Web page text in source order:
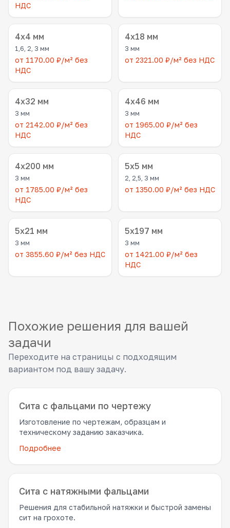
НДС
4x4 мм
1,6, 2, 3 мм
от 1170.00 ₽/м² без
НДС
4x18 мм
3 мм
от 2321.00 ₽/м² без НДС
4x32 мм
3 мм
от 2142.00 ₽/м² без
НДС
4x46 мм
3 мм
от 1965.00 ₽/м² без
НДС
4x200 мм
3 мм
от 1785.00 ₽/м² без
НДС
5x5 мм
2, 2,5, 3 мм
от 1350.00 ₽/м² без НДС
5x21 мм
3 мм
от 3855.60 ₽/м² без НДС
5x197 мм
3 мм
от 1421.00 ₽/м² без
НДС
Похожие решения для вашей
задачи
Переходите на страницы с подходящим
вариантом под вашу задачу.
Сита с фальцами по чертежу
Изготовление по чертежам, образцам и
техническому заданию заказчика.
Подробнее
Сита с натяжными фальцами
Решения для стабильной натяжки и быстрой замены
сит на грохоте.